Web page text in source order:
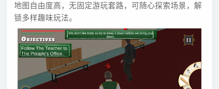
地图自由度高，无固定游玩套路，可随心探索场景，解
锁多样趣味玩法。